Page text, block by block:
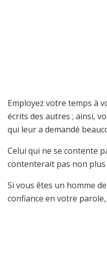
Employez votre temps à
écrits des autres ; ainsi,
qui leur a demandé
Celui qui ne se contente
contenterait pas non plus
Si vous êtes un homme
confiance en votre parole,